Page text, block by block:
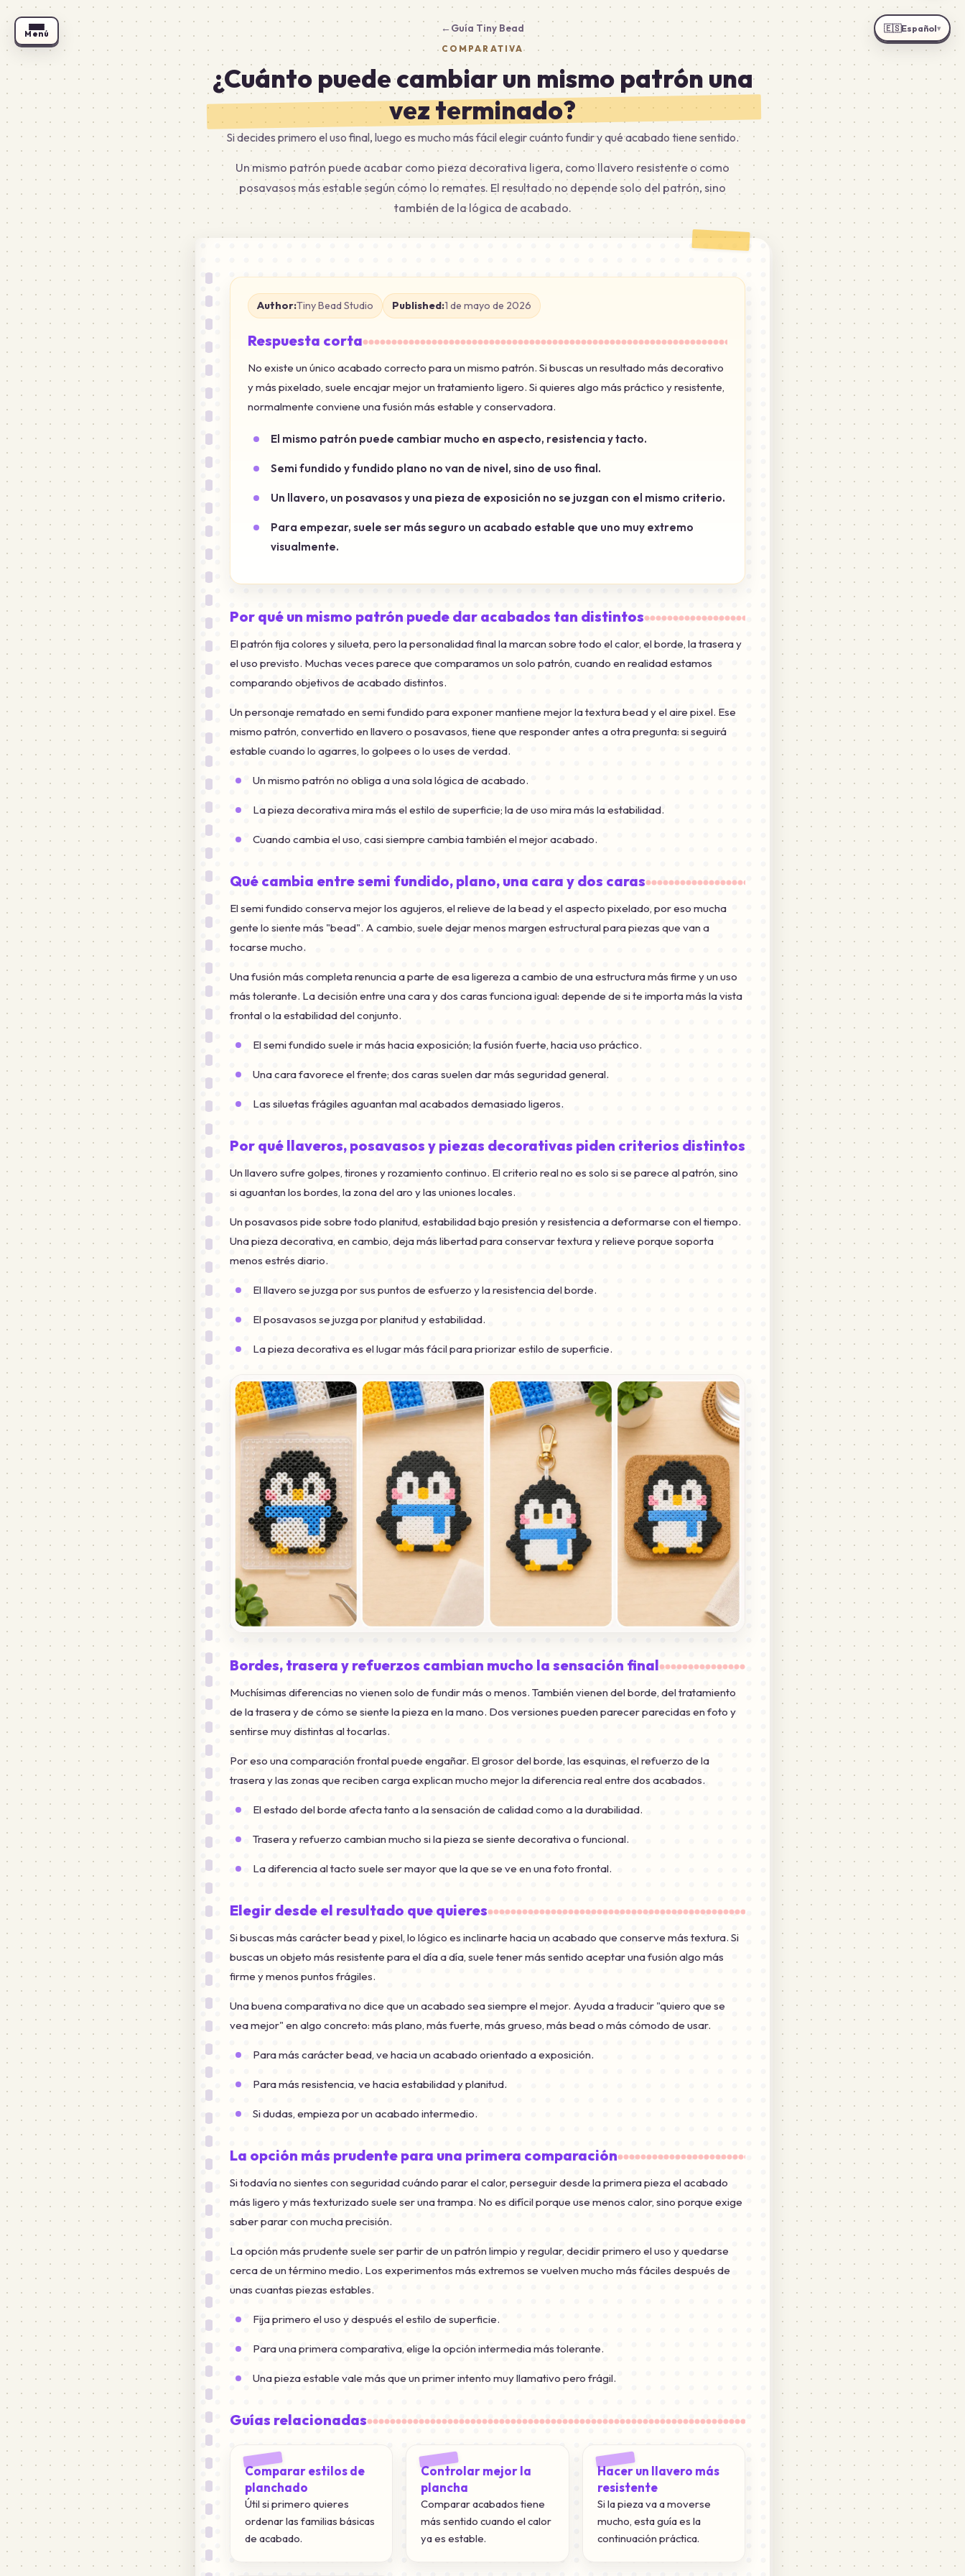
← Guía Tiny Bead
COMPARATIVA
¿Cuánto puede cambiar un mismo patrón una
vez terminado?
Si decides primero el uso final, luego es mucho más fácil elegir cuánto fundir y qué acabado tiene sentido.
Un mismo patrón puede acabar como pieza decorativa ligera, como llavero resistente o como
posavasos más estable según cómo lo remates. El resultado no depende solo del patrón, sino
también de la lógica de acabado.
Author:Tiny Bead Studio Published:1 de mayo de 2026
Respuesta corta
No existe un único acabado correcto para un mismo patrón. Si buscas un resultado más decorativo
y más pixelado, suele encajar mejor un tratamiento ligero. Si quieres algo más práctico y resistente,
normalmente conviene una fusión más estable y conservadora.
El mismo patrón puede cambiar mucho en aspecto, resistencia y tacto.
Semi fundido y fundido plano no van de nivel, sino de uso final.
Un llavero, un posavasos y una pieza de exposición no se juzgan con el mismo criterio.
Para empezar, suele ser más seguro un acabado estable que uno muy extremo
visualmente.
Por qué un mismo patrón puede dar acabados tan distintos
El patrón fija colores y silueta, pero la personalidad final la marcan sobre todo el calor, el borde, la trasera y
el uso previsto. Muchas veces parece que comparamos un solo patrón, cuando en realidad estamos
comparando objetivos de acabado distintos.
Un personaje rematado en semi fundido para exponer mantiene mejor la textura bead y el aire pixel. Ese
mismo patrón, convertido en llavero o posavasos, tiene que responder antes a otra pregunta: si seguirá
estable cuando lo agarres, lo golpees o lo uses de verdad.
Un mismo patrón no obliga a una sola lógica de acabado.
La pieza decorativa mira más el estilo de superficie; la de uso mira más la estabilidad.
Cuando cambia el uso, casi siempre cambia también el mejor acabado.
Qué cambia entre semi fundido, plano, una cara y dos caras
El semi fundido conserva mejor los agujeros, el relieve de la bead y el aspecto pixelado, por eso mucha
gente lo siente más "bead". A cambio, suele dejar menos margen estructural para piezas que van a
tocarse mucho.
Una fusión más completa renuncia a parte de esa ligereza a cambio de una estructura más firme y un uso
más tolerante. La decisión entre una cara y dos caras funciona igual: depende de si te importa más la vista
frontal o la estabilidad del conjunto.
El semi fundido suele ir más hacia exposición; la fusión fuerte, hacia uso práctico.
Una cara favorece el frente; dos caras suelen dar más seguridad general.
Las siluetas frágiles aguantan mal acabados demasiado ligeros.
Por qué llaveros, posavasos y piezas decorativas piden criterios distintos
Un llavero sufre golpes, tirones y rozamiento continuo. El criterio real no es solo si se parece al patrón, sino
si aguantan los bordes, la zona del aro y las uniones locales.
Un posavasos pide sobre todo planitud, estabilidad bajo presión y resistencia a deformarse con el tiempo.
Una pieza decorativa, en cambio, deja más libertad para conservar textura y relieve porque soporta
menos estrés diario.
El llavero se juzga por sus puntos de esfuerzo y la resistencia del borde.
El posavasos se juzga por planitud y estabilidad.
La pieza decorativa es el lugar más fácil para priorizar estilo de superficie.
Bordes, trasera y refuerzos cambian mucho la sensación final
Muchísimas diferencias no vienen solo de fundir más o menos. También vienen del borde, del tratamiento
de la trasera y de cómo se siente la pieza en la mano. Dos versiones pueden parecer parecidas en foto y
sentirse muy distintas al tocarlas.
Por eso una comparación frontal puede engañar. El grosor del borde, las esquinas, el refuerzo de la
trasera y las zonas que reciben carga explican mucho mejor la diferencia real entre dos acabados.
El estado del borde afecta tanto a la sensación de calidad como a la durabilidad.
Trasera y refuerzo cambian mucho si la pieza se siente decorativa o funcional.
La diferencia al tacto suele ser mayor que la que se ve en una foto frontal.
Elegir desde el resultado que quieres
Si buscas más carácter bead y pixel, lo lógico es inclinarte hacia un acabado que conserve más textura. Si
buscas un objeto más resistente para el día a día, suele tener más sentido aceptar una fusión algo más
firme y menos puntos frágiles.
Una buena comparativa no dice que un acabado sea siempre el mejor. Ayuda a traducir "quiero que se
vea mejor" en algo concreto: más plano, más fuerte, más grueso, más bead o más cómodo de usar.
Para más carácter bead, ve hacia un acabado orientado a exposición.
Para más resistencia, ve hacia estabilidad y planitud.
Si dudas, empieza por un acabado intermedio.
La opción más prudente para una primera comparación
Si todavía no sientes con seguridad cuándo parar el calor, perseguir desde la primera pieza el acabado
más ligero y más texturizado suele ser una trampa. No es difícil porque use menos calor, sino porque exige
saber parar con mucha precisión.
La opción más prudente suele ser partir de un patrón limpio y regular, decidir primero el uso y quedarse
cerca de un término medio. Los experimentos más extremos se vuelven mucho más fáciles después de
unas cuantas piezas estables.
Fija primero el uso y después el estilo de superficie.
Para una primera comparativa, elige la opción intermedia más tolerante.
Una pieza estable vale más que un primer intento muy llamativo pero frágil.
Guías relacionadas
Comparar estilos de
planchado
Útil si primero quieres
ordenar las familias básicas
de acabado.
Controlar mejor la
plancha
Comparar acabados tiene
más sentido cuando el calor
ya es estable.
Hacer un llavero más
resistente
Si la pieza va a moverse
mucho, esta guía es la
continuación práctica.
Menú
🇪🇸Español▾